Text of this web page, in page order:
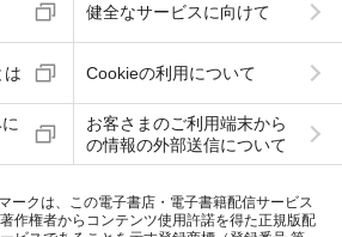
健全なサービスに向けて
は Cookieの利用について
お客さまのご利用端末から
の情報の外部送信について
ークは、この電子書店・電子書籍配信サービス
作権者からコンテンツ使用許諾を得た正規版配